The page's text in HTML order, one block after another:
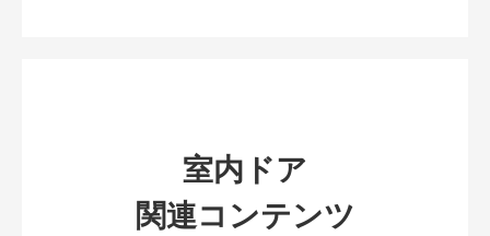
室内ドア
関連コンテンツ